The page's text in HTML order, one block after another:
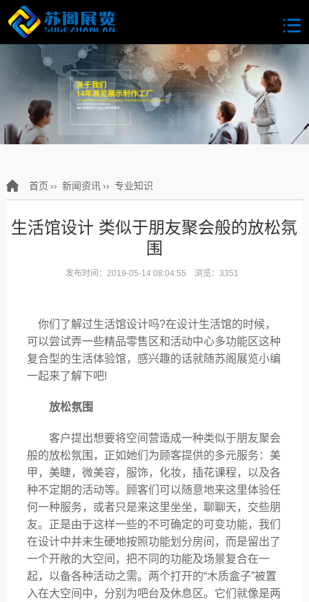
首页 ›› 新闻资讯 ›› 专业知识
生活馆设计 类似于朋友聚会般的放松氛
围
发布时间：2019-05-14 08:04:55 浏览：3351
你们了解过生活馆设计吗?在设计生活馆的时候，
可以尝试弄一些精品零售区和活动中心多功能区这种
复合型的生活体验馆，感兴趣的话就随苏阁展览小编
一起来了解下吧!
放松氛围
客户提出想要将空间营造成一种类似于朋友聚会
般的放松氛围，正如她们为顾客提供的多元服务：美
甲，美睫，微美容，服饰，化妆，插花课程，以及各
种不定期的活动等。顾客们可以随意地来这里体验任
何一种服务，或者只是来这里坐坐，聊聊天，交些朋
友。正是由于这样一些的不可确定的可变功能，我们
在设计中并未生硬地按照功能划分房间，而是留出了
一个开敞的大空间，把不同的功能及场景复合在一
起，以备各种活动之需。两个打开的“木质盒子”被置
入在大空间中，分别为吧台及休息区。它们就像是两